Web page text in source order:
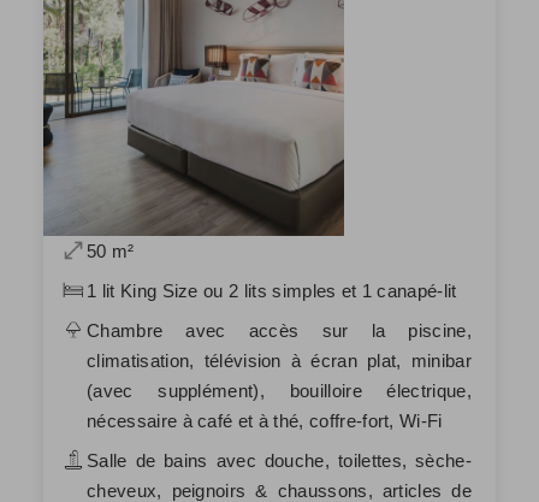
50 m²
1 lit King Size ou 2 lits simples et 1 canapé-lit
Chambre avec accès sur la piscine,
climatisation, télévision à écran plat, minibar
(avec supplément), bouilloire électrique,
nécessaire à café et à thé, coffre-fort, Wi-Fi
Salle de bains avec douche, toilettes, sèche-
cheveux, peignoirs & chaussons, articles de